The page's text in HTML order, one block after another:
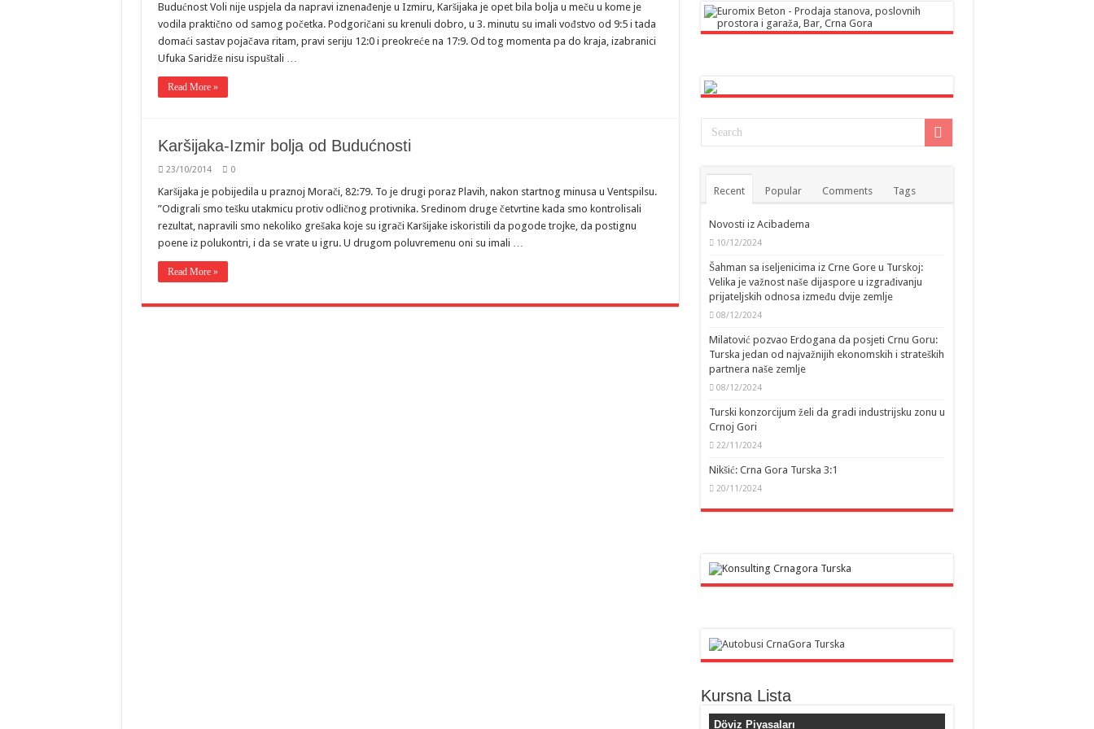
Budućnost Voli nije uspjela da napravi iznenađenje u Izmiru, Karšijaka je opet bila bolja u meču u kome je
vodila praktično od samog početka. Podgoričani su krenuli dobro, u 3. minutu su imali vođstvo od 9:5 i tada
domaći sastav pojačava ritam, pravi seriju 12:0 i preokreće na 17:9. Od tog momenta pa do kraja, izabranici
Ufuka Saridže nisu ispuštali …
Read More »
Karšijaka-Izmir bolja od Budućnosti
23/10/2014 0
Karšijaka je pobijedila u praznoj Morači, 82:79. To je drugi poraz Plavih, nakon startnog minusa u Ventspilsu.
”Odigrali smo tešku utakmicu protiv odličnog protivnika. Sredinom druge četvrtine kada smo kontrolisali
rezultat, napravili smo nekoliko grešaka koje su igrači Karšijake iskoristili da pogode trojke, da postignu
poene iz polukontri, i da se vrate u igru. U drugom poluvremenu oni su imali …
Read More »
Recent Popular Comments Tags
Novosti iz Acibadema
10/12/2024
Šahman sa iseljenicima iz Crne Gore u Turskoj:
Velika je važnost naše dijaspore u izgrađivanju
prijateljskih odnosa između dvije zemlje
08/12/2024
Milatović pozvao Erdogana da posjeti Crnu Goru:
Turska jedan od najvažnijih ekonomskih i strateških
partnera naše zemlje
08/12/2024
Turski konzorcijum želi da gradi industrijsku zonu u
Crnoj Gori
22/11/2024
Nikšić: Crna Gora Turska 3:1
20/11/2024
Kursna Lista